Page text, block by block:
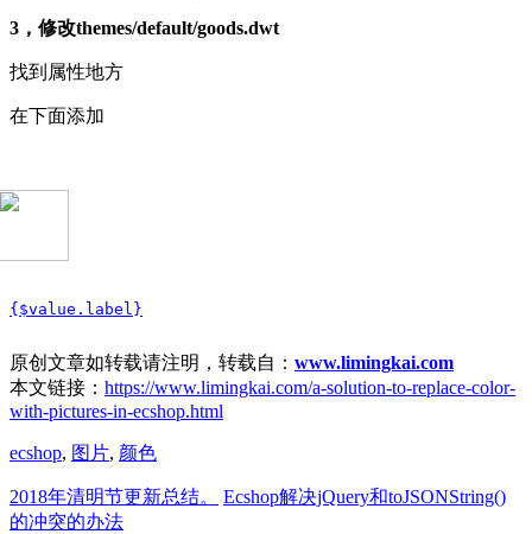
3，修改themes/default/goods.dwt
找到属性地方
在下面添加
原创文章如转载请注明，转载自： www.limingkai.com
本文链接： https://www.limingkai.com/a-solution-to-replace-color-
with-pictures-in-ecshop.html
ecshop, 图片, 颜色
2018年清明节更新总结。
Ecshop解决jQuery和toJSONString()
的冲突的办法